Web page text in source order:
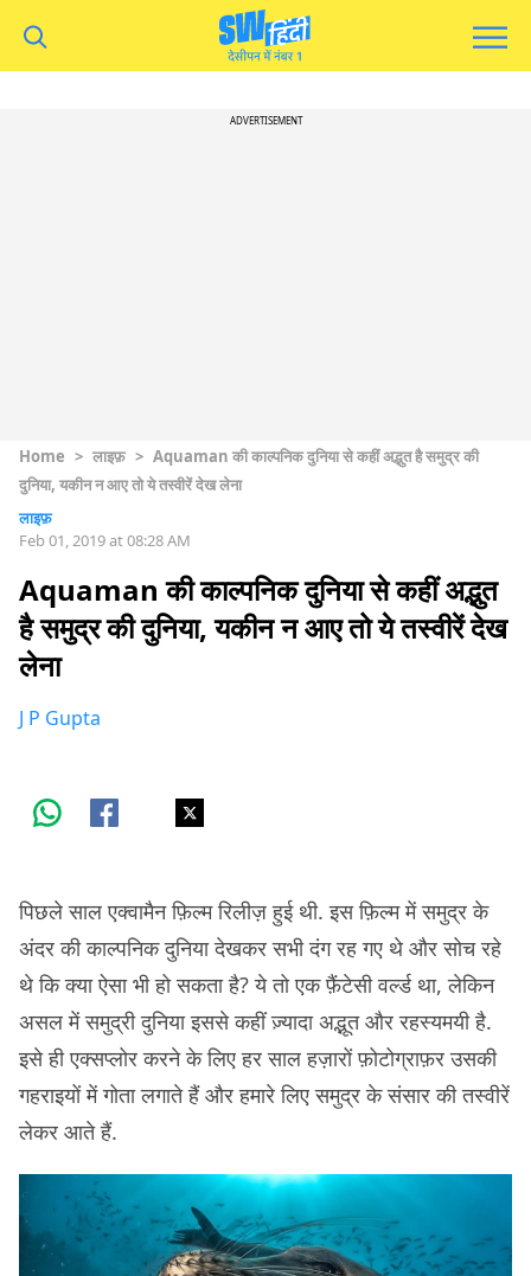
ADVERTISEMENT
Home > लाइफ़ > Aquaman की काल्पनिक दुनिया से कहीं अद्भुत है समुद्र की
दुनिया, यकीन न आए तो ये तस्वीरें देख लेना
लाइफ़
Feb 01, 2019 at 08:28 AM
Aquaman की काल्पनिक दुनिया से कहीं अद्भुत
है समुद्र की दुनिया, यकीन न आए तो ये तस्वीरें देख
लेना
J P Gupta
पिछले साल एक्वामैन फ़िल्म रिलीज़ हुई थी. इस फ़िल्म में समुद्र के
अंदर की काल्पनिक दुनिया देखकर सभी दंग रह गए थे और सोच रहे
थे कि क्या ऐसा भी हो सकता है? ये तो एक फ़ैंटेसी वर्ल्ड था, लेकिन
असल में समुद्री दुनिया इससे कहीं ज़्यादा अद्भूत और रहस्यमयी है.
इसे ही एक्सप्लोर करने के लिए हर साल हज़ारों फ़ोटोग्राफ़र उसकी
गहराइयों में गोता लगाते हैं और हमारे लिए समुद्र के संसार की तस्वीरें
लेकर आते हैं.